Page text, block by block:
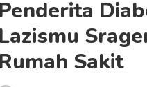
Penderita
Lazismu
Rumah Sakit